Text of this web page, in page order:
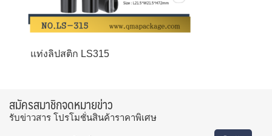
แท่งลิปสติก LS315
สมัครสมาชิกจดหมายข่าว
รับข่าวสาร โปรโมชั่นสินค้าราคาพิเศษ